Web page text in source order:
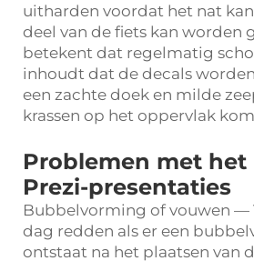
uitharden voordat het nat
deel van de fiets kan worden
betekent dat regelmatig
inhoudt dat de decals
een zachte doek en milde
krassen op het oppervlak
Problemen met het
Prezi-presentaties
Bubbelvorming of vouwen —
dag redden als er een
ontstaat na het plaatsen van